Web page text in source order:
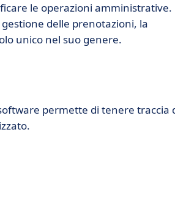
le operazioni amministrative.
delle prenotazioni, la
unico nel suo genere.
permette di tenere traccia